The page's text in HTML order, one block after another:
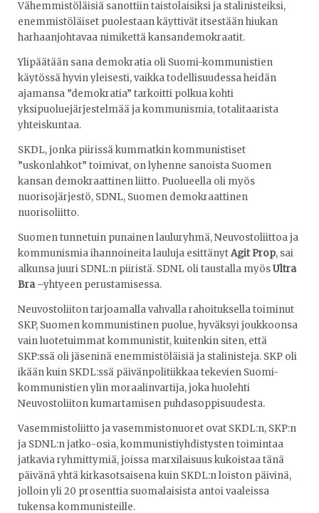
Vähemmistöläisiä sanottiin taistolaisiksi ja stalinisteiksi,
enemmistöläiset puolestaan käyttivät itsestään hiukan
harhaanjohtavaa nimikettä kansandemokraatit.
Ylipäätään sana demokratia oli Suomi-kommunistien
käytössä hyvin yleisesti, vaikka todellisuudessa heidän
ajamansa ”demokratia” tarkoitti polkua kohti
yksipuoluejärjestelmää ja kommunismia, totalitaarista
yhteiskuntaa.
SKDL, jonka piirissä kummatkin kommunistiset
”uskonlahkot” toimivat, on lyhenne sanoista Suomen
kansan demokraattinen liitto. Puolueella oli myös
nuorisojärjestö, SDNL, Suomen demokraattinen
nuorisoliitto.
Suomen tunnetuin punainen lauluryhmä, Neuvostoliittoa ja
kommunismia ihannoineita lauluja esittänytAgit Prop, sai
alkunsa juuri SDNL:n piiristä. SDNL oli taustalla myösUltra
Bra–yhtyeen perustamisessa.
Neuvostoliiton tarjoamalla vahvalla rahoituksella toiminut
SKP, Suomen kommunistinen puolue, hyväksyi joukkoonsa
vain luotetuimmat kommunistit, kuitenkin siten, että
SKP:ssä oli jäseninä enemmistöläisiä ja stalinisteja. SKP oli
ikään kuin SKDL:ssä päivänpolitiikkaa tekevien Suomi-
kommunistien ylin moraalinvartija, joka huolehti
Neuvostoliiton kumartamisen puhdasoppisuudesta.
Vasemmistoliitto ja vasemmistonuoret ovat SKDL:n, SKP:n
ja SDNL:n jatko-osia, kommunistiyhdistysten toimintaa
jatkavia ryhmittymiä, joissa marxilaisuus kukoistaa tänä
päivänä yhtä kirkasotsaisena kuin SKDL:n loiston päivinä,
jolloin yli 20 prosenttia suomalaisista antoi vaaleissa
tukensa kommunisteille.